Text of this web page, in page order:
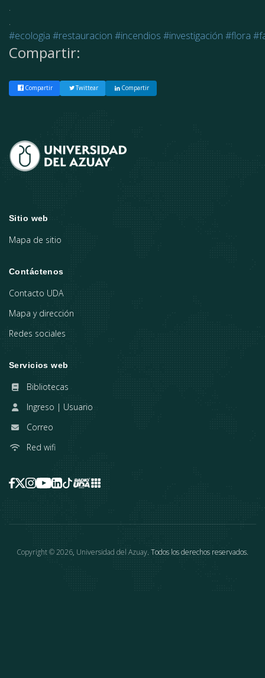
.
.
#ecologia #restauracion #incendios #investigación #flora
Compartir:
Compartir Twittear Compartir
Sitio web
Mapa de sitio
Contáctenos
Contacto UDA
Mapa y dirección
Redes sociales
Servicios web
Bibliotecas
Ingreso | Usuario
Correo
Red wifi
Copyright ©2026, Universidad del Azuay. Todos los derechos reservados.